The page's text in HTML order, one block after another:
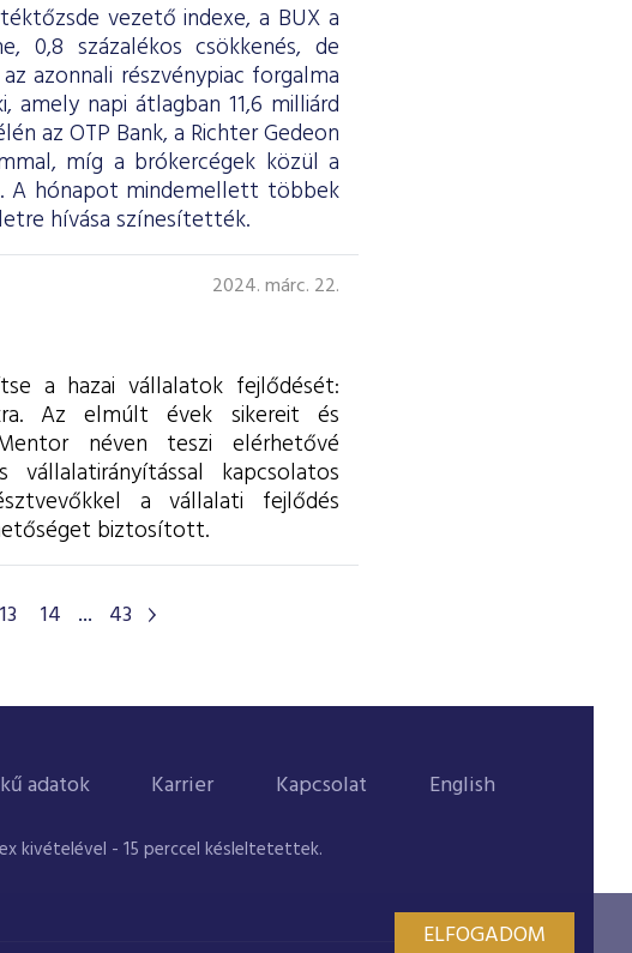
vezető indexe, a BUX a
0,8 százalékos csökkenés, de
azonnali részvénypiac forgalma
napi átlagban 11,6 milliárd
az OTP Bank, a Richter Gedeon
míg a brókercégek közül a
A hónapot mindemellett többek
hívása színesítették.
2024. márc. 22.
a hazai vállalatok fejlődését:
Az elmúlt évek sikereit és
néven teszi elérhetővé
kapcsolatos
a vállalati fejlődés
biztosított.
13 14 ... 43
adatok Karrier Kapcsolat English
kivételével - 15 perccel késleltetettek.
ELFOGADOM